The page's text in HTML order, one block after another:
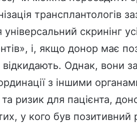
трансплантологів
скринінг
і, якщо донор має
відкидають. Однак, вони
з іншими
ризик для пацієнта,
у кого був позитивний